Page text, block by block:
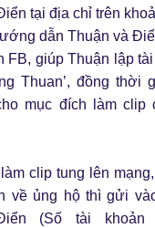
tại địa chỉ trên
dẫn Thuận và
FB, giúp Thuận lập
Thuan’, đồng thời
mục đích làm clip
clip tung lên
về ủng hộ thì gửi
(Số tài